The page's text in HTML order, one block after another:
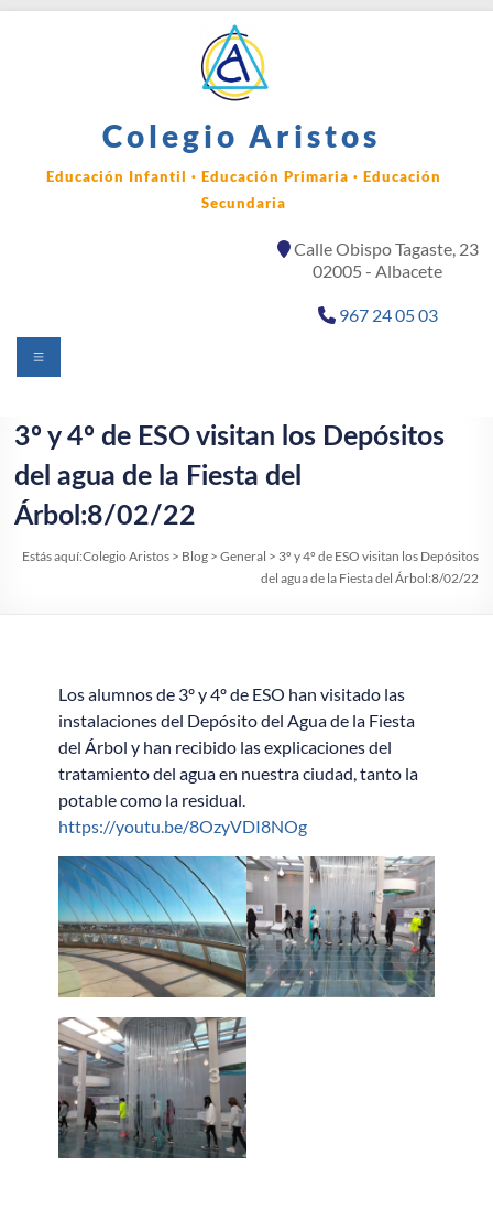
Colegio Aristos
Educación Infantil · Educación Primaria · Educación
Secundaria
Calle Obispo Tagaste, 23
02005 - Albacete
967 24 05 03
Menú
3º y 4º de ESO visitan los Depósitos
del agua de la Fiesta del
Árbol:8/02/22
Estás aquí:Colegio Aristos> Blog> General > 3º y 4º de ESO visitan los Depósitos
del agua de la Fiesta del Árbol:8/02/22
Los alumnos de 3º y 4º de ESO han visitado las
instalaciones del Depósito del Agua de la Fiesta
del Árbol y han recibido las explicaciones del
tratamiento del agua en nuestra ciudad, tanto la
potable como la residual.
https://youtu.be/8OzyVDI8NOg